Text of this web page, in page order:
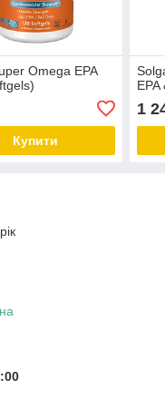
Omega EPA
Купити
1